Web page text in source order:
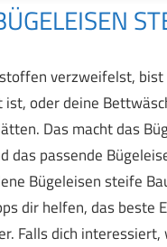
verzweifelst,
oder deine
Das macht das
das passende
Bügeleisen steife
dir helfen, das beste
Falls dich